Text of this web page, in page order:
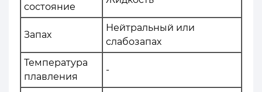
состояние
Запах
Нейтральный или
слабозапах
Температура
плавления
-